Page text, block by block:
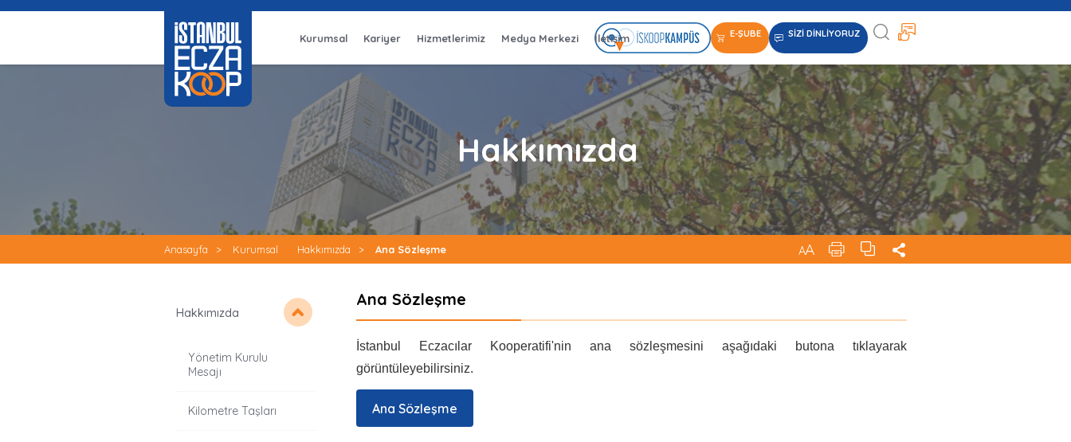
Kurumsal Kariyer Hizmetlerimiz Medya Merkezi İletişim E-ŞUBE SİZİ DİNLİYORUZ
Hakkımızda
Anasayfa > Kurumsal Hakkımızda > Ana Sözleşme AA
Hakkımızda
Yönetim Kurulu
Mesajı
Kilometre Taşları
Ana Sözleşme
İstanbul Eczacılar Kooperatifi'nin ana sözleşmesini aşağıdaki butona tıklayarak
görüntüleyebilirsiniz.
Ana Sözleşme